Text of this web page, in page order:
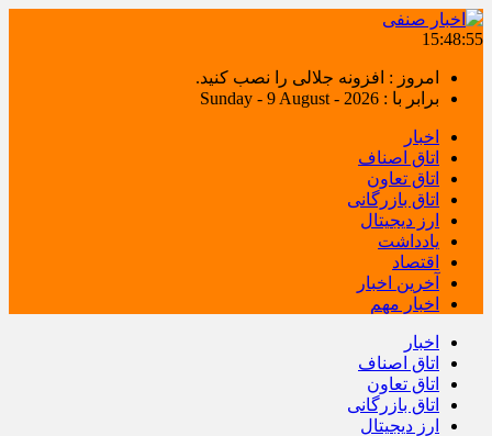
15:48:55
امروز : افزونه جلالی را نصب کنید.
برابر با : Sunday - 9 August - 2026
اخبار
اتاق اصناف
اتاق تعاون
اتاق بازرگانی
ارز دیجیتال
یادداشت
اقتصاد
آخرین اخبار
اخبار مهم
اخبار
اتاق اصناف
اتاق تعاون
اتاق بازرگانی
ارز دیجیتال